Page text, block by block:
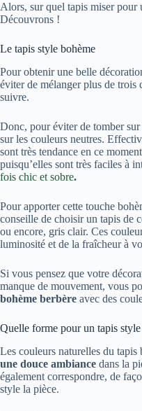
Alors, sur quel tapis miser pour
Découvrons !
Le tapis style bohème
Pour obtenir une belle
éviter de mélanger plus de trois
suivre.
Donc, pour éviter de tomber
sur les couleurs neutres.
sont très tendance en ce
puisqu’elles sont très faciles à
fois chic et sobre.
Pour apporter cette touche
conseille de choisir un tapis de
ou encore, gris clair. Ces
luminosité et de la fraîcheur à
Si vous pensez que votre
manque de mouvement, vous
bohème berbère avec des
Quelle forme pour un tapis
Les couleurs naturelles du tapis
une douce ambiance dans la
également correspondre, de
style la pièce.